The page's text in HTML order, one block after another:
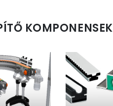
KOMPONENSEK